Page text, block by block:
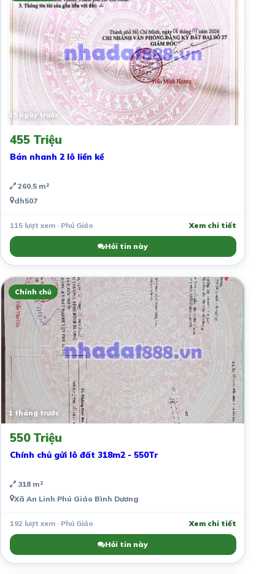
25 ngày trước
455 Triệu
Bán nhanh 2 lô liền kề
260.5 m²
dh507
115 lượt xem · Phú Giáo Xem chi tiết
Hỏi tin này
Chính chủ
1 tháng trước
550 Triệu
Chính chủ gửi lô đất 318m2 - 550Tr
318 m²
Xã An Linh Phú Giáo Bình Dương
192 lượt xem · Phú Giáo Xem chi tiết
Hỏi tin này